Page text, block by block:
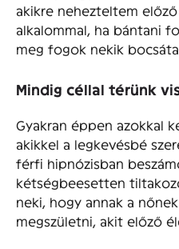
akikre nehezteltem
alkalommal, ha bántani
meg fogok nekik
Mindig céllal térünk
Gyakran éppen azokkal
akikkel a legkevésbé
férfi hipnózisban
kétségbeesetten
neki, hogy annak a
megszületni, akit előző